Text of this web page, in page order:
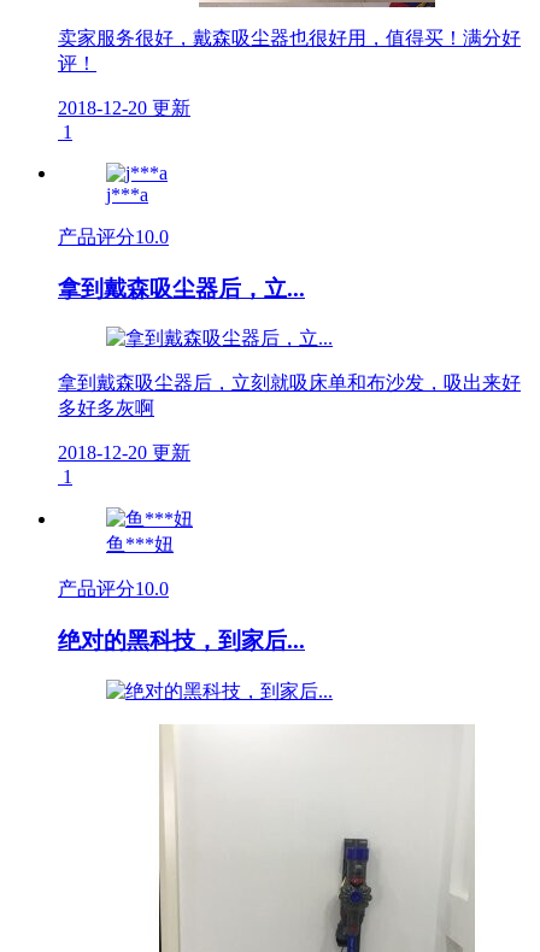
卖家服务很好，戴森吸尘器也很好用，值得买！满分好
评！
2018-12-20 更新
1
j***a
产品评分10.0
拿到戴森吸尘器后，立...
拿到戴森吸尘器后，立刻就吸床单和布沙发，吸出来好
多好多灰啊
2018-12-20 更新
1
鱼***妞
产品评分10.0
绝对的黑科技，到家后...